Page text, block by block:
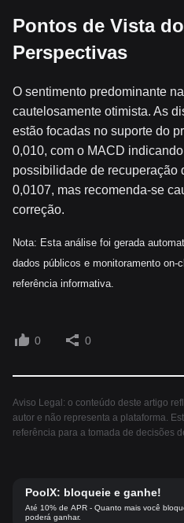
Pontos de Vista
Perspectivas
O sentimento predominante
cautelosamente otimista. As
estão focadas no suporte do
0,010, com o MACD
possibilidade de recuperação
0,0107, mas recomenda-se
correção.
Nota: Esta análise foi gerada
dados públicos e monitoramento on-
referência informativa.
0 0
Aviso Legal: o conteúdo deste artigo
autor e não representa a plataforma.
referência para a tomada de decisões
PoolX: bloqueie e ganhe!
Até 10% de APR - Quanto mais você
poderá ganhar.